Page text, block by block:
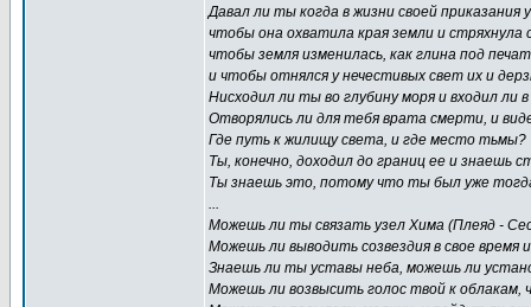
Давал ли ты когда в жизни своей приказания
чтобы она охватила края земли и стряхнула
чтобы земля изменилась, как глина под
и чтобы отнялся у нечестивых свет их и
Нисходил ли ты во глубину моря и входил ли
Отворялись ли для тебя врата смерти, и
Где путь к жилищу света, и где место тьмы?
Ты, конечно, доходил до границ ее и знаешь
Ты знаешь это, потому что ты был уже
...
Можешь ли ты связать узел Хима (Плеяд -
Можешь ли выводить созвездия в свое
Знаешь ли ты уставы неба, можешь ли
Можешь ли возвысить голос твой к облакам,